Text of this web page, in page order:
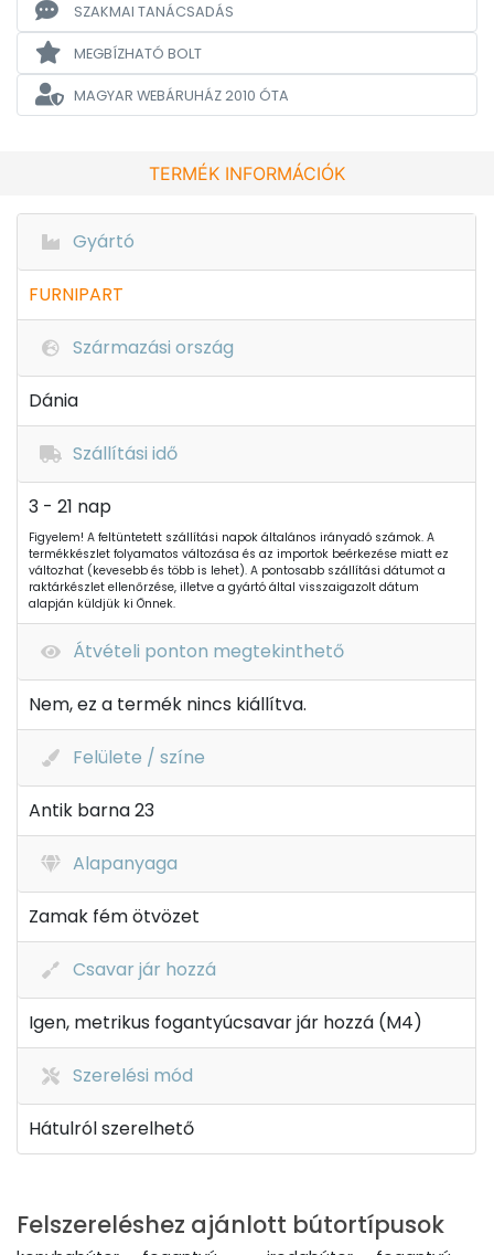
SZAKMAI TANÁCSADÁS
MEGBÍZHATÓ BOLT
MAGYAR WEBÁRUHÁZ2010 ÓTA
TERMÉK INFORMÁCIÓK
Gyártó
FURNIPART
Származási ország
Dánia
Szállítási idő
3 - 21 nap
Figyelem! A feltüntetett szállítási napok általános irányadó számok. A
termékkészlet folyamatos változása és az importok beérkezése miatt ez
változhat (kevesebb és több is lehet). A pontosabb szállítási dátumot a
raktárkészlet ellenőrzése, illetve a gyártó által visszaigazolt dátum
alapján küldjük ki Önnek.
Átvételi ponton megtekinthető
Nem, ez a termék nincs kiállítva.
Felülete / színe
Antik barna 23
Alapanyaga
Zamak fém ötvözet
Csavar jár hozzá
Igen, metrikus fogantyúcsavar jár hozzá (M4)
Szerelési mód
Hátulról szerelhető
Felszereléshez ajánlott bútortípusok